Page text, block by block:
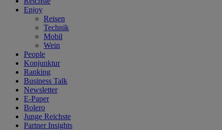
Enjoy
Reisen
Technik
Mobil
Wein
People
Konjunktur
Ranking
Business Talk
Newsletter
E-Paper
Bolero
Junge Reichste
Partner Insights